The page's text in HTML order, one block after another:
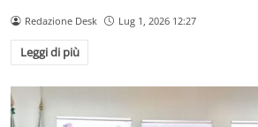
Redazione Desk Lug 1, 2026 12:27
Leggi di più